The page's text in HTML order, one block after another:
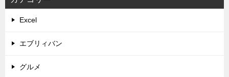
Excel
エブリィバン
グルメ